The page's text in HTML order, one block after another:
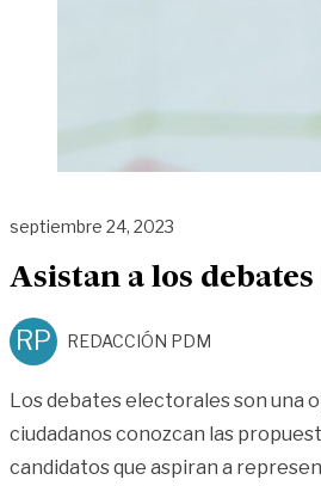
septiembre 24, 2023
Asistan a los
RP REDACCIÓN PDM
Los debates electorales son una
ciudadanos conozcan las
candidatos que aspiran a